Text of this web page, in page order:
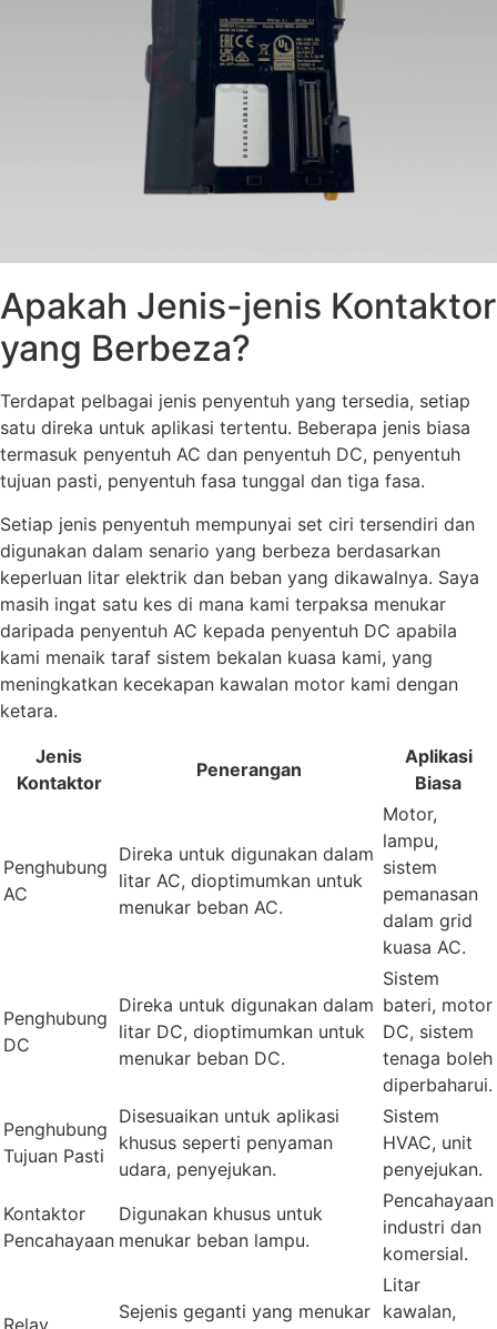
Apakah Jenis-jenis Kontaktor
yang Berbeza?
Terdapat pelbagai jenis penyentuh yang tersedia, setiap
satu direka untuk aplikasi tertentu. Beberapa jenis biasa
termasuk penyentuh AC dan penyentuh DC, penyentuh
tujuan pasti, penyentuh fasa tunggal dan tiga fasa.
Setiap jenis penyentuh mempunyai set ciri tersendiri dan
digunakan dalam senario yang berbeza berdasarkan
keperluan litar elektrik dan beban yang dikawalnya. Saya
masih ingat satu kes di mana kami terpaksa menukar
daripada penyentuh AC kepada penyentuh DC apabila
kami menaik taraf sistem bekalan kuasa kami, yang
meningkatkan kecekapan kawalan motor kami dengan
ketara.
Jenis
Kontaktor
Penerangan
Aplikasi
Biasa
Penghubung
AC
Direka untuk digunakan dalam
litar AC, dioptimumkan untuk
menukar beban AC.
Motor,
lampu,
sistem
pemanasan
dalam grid
kuasa AC.
Penghubung
DC
Direka untuk digunakan dalam
litar DC, dioptimumkan untuk
menukar beban DC.
Sistem
bateri, motor
DC, sistem
tenaga boleh
diperbaharui.
Penghubung
Tujuan Pasti
Disesuaikan untuk aplikasi
khusus seperti penyaman
udara, penyejukan.
Sistem
HVAC, unit
penyejukan.
Kontaktor
Pencahayaan
Digunakan khusus untuk
menukar beban lampu.
Pencahayaan
industri dan
komersial.
Sejenis geganti yang menukar
Litar
kawalan,